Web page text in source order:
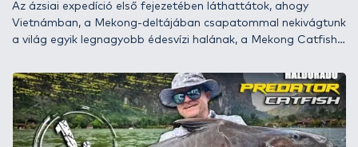
Az ázsiai expedíció első fejezetében láthattátok, ahogy
Vietnámban, a Mekong-deltájában csapatommal nekivágtunk
a világ egyik legnagyobb édesvízi halának, a Mekong Catfish-
megfogása azonban tovább váratott magára, mint hittem,
mert egy váratlan baleset okán veszélybe került az életem, s
így félbe kellett szakítanunk a túrát. Ha valamit megtanultam
az évtizedek során, akkor az az, hogy ott, ahol a sikert osztják,
a hitünk és elszántságunk ereje többet számít a körülmények